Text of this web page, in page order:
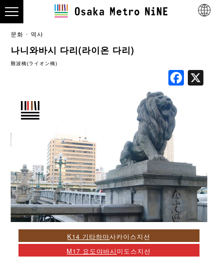
문화 ･ 역사
나니와바시 다리(라이온 다리)
難波橋(ライオン橋)
K14 기타하마사카이스지선
M17 요도야바시 미도스지선